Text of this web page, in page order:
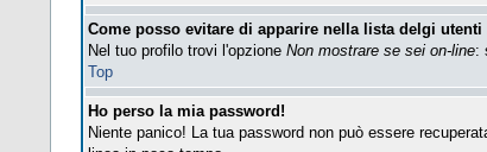
Come posso evitare di apparire nella lista delgi
Nel tuo profilo trovi l'opzione Non mostrare se sei on-line:
Top
Ho perso la mia password!
Niente panico! La tua password non può essere